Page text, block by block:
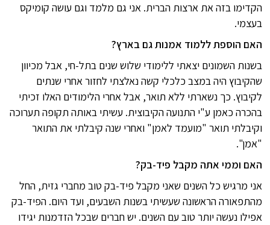
הקדימו בזה את ארצות הברית. אני גם מלמד וגם עושה קומיקס
בעצמי.
האם הוספת ללמוד אמנות גם בארץ?
בשנות השמונים יצאתי ללימודי שלוש שנים בתל-חי, אבל מכיוון
שהקיבוץ היה במצב כלכלי קשה נאלצתי לחזור אחרי שנתים
לקיבוץ. כך נשארתי ללא תואר, אבל אחרי הלימודים האלו זכיתי
בהכרה כאמן ע"י התנועה הקיבוצית. עשיתי באותה תקופה תערוכה
וקיבלתי תואר "מועמד לאמן" ואחרי שנה קיבלתי את התואר
"אמן".
האם וממי אתה מקבל פיד-בק?
אני מרגיש כל השנים שאני מקבל פיד-בק טוב מחברי גזית, החל
מהתפאורה הראשונה שעשיתי בשנות השבעים, ועד היום. הפיד-בק
אפילו נעשה יותר טוב עם השנים. יש חברים שבכל הזדמנות יגידו